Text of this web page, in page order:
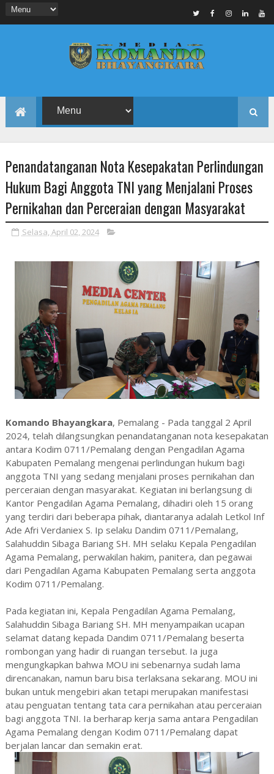
Penandatanganan Nota Kesepakatan Perlindungan
Hukum Bagi Anggota TNI yang Menjalani Proses
Pernikahan dan Perceraian dengan Masyarakat
Selasa, April 02, 2024
Komando Bhayangkara, Pemalang - Pada tanggal 2 April
2024, telah dilangsungkan penandatanganan nota kesepakatan
antara Kodim 0711/Pemalang dengan Pengadilan Agama
Kabupaten Pemalang mengenai perlindungan hukum bagi
anggota TNI yang sedang menjalani proses pernikahan dan
perceraian dengan masyarakat. Kegiatan ini berlangsung di
Kantor Pengadilan Agama Pemalang, dihadiri oleh 15 orang
yang terdiri dari beberapa pihak, diantaranya adalah Letkol Inf
Ade Afri Verdaniex S. Ip selaku Dandim 0711/Pemalang,
Salahuddin Sibaga Bariang SH. MH selaku Kepala Pengadilan
Agama Pemalang, perwakilan hakim, panitera, dan pegawai
dari Pengadilan Agama Kabupaten Pemalang serta anggota
Kodim 0711/Pemalang.
Pada kegiatan ini, Kepala Pengadilan Agama Pemalang,
Salahuddin Sibaga Bariang SH. MH menyampaikan ucapan
selamat datang kepada Dandim 0711/Pemalang beserta
rombongan yang hadir di ruangan tersebut. Ia juga
mengungkapkan bahwa MOU ini sebenarnya sudah lama
direncanakan, namun baru bisa terlaksana sekarang. MOU ini
bukan untuk mengebiri akan tetapi merupakan manifestasi
atau penguatan tentang tata cara pernikahan atau perceraian
bagi anggota TNI. Ia berharap kerja sama antara Pengadilan
Agama Pemalang dengan Kodim 0711/Pemalang dapat
berjalan lancar dan semakin erat.